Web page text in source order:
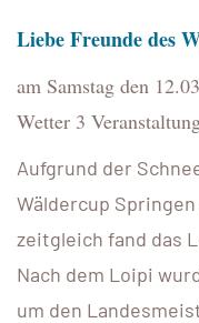
Liebe Freunde des
am Samstag den
Wetter 3
Aufgrund der
Wäldercup
zeitgleich fand das
Nach dem Loipi
um den